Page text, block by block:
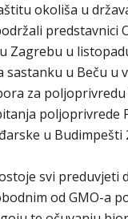
okoliša u
predstavnici
Zagrebu u
sastanku u Beču u
za
poljoprivrede
u Budimpešti
svi preduvjeti
od GMO-a